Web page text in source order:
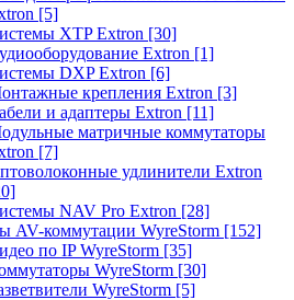
[5]
XTP Extron [30]
Extron [1]
DXP Extron [6]
крепления Extron [3]
и адаптеры Extron [11]
матричные коммутаторы
[7]
удлинители Extron
NAV Pro Extron [28]
AV-коммутации WyreStorm [152]
по IP WyreStorm [35]
WyreStorm [30]
WyreStorm [5]